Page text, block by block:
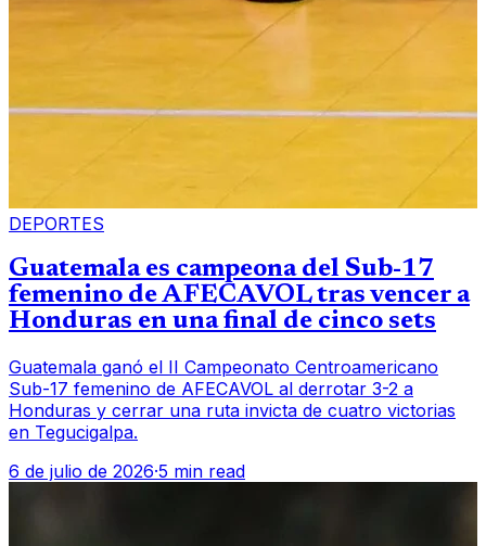
DEPORTES
Guatemala es campeona del Sub-17
femenino de AFECAVOL tras vencer a
Honduras en una final de cinco sets
Guatemala ganó el II Campeonato Centroamericano
Sub-17 femenino de AFECAVOL al derrotar 3-2 a
Honduras y cerrar una ruta invicta de cuatro victorias
en Tegucigalpa.
6 de julio de 2026·5 min read